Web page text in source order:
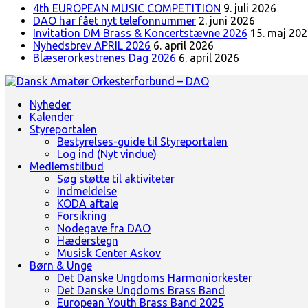
4th EUROPEAN MUSIC COMPETITION 9. juli 2026
DAO har fået nyt telefonnummer 2. juni 2026
Invitation DM Brass & Koncertstævne 2026 15. maj
Nyhedsbrev APRIL 2026 6. april 2026
Blæserorkestrenes Dag 2026 6. april 2026
Dansk Amatør Orkesterforbund - DAO
Landsorganisation for amatørblæserorkestre
Nyheder
Kalender
Styreportalen
Bestyrelses-guide til Styreportalen
Log ind (Nyt vindue)
Medlemstilbud
Søg støtte til aktiviteter
Indmeldelse
KODA aftale
Forsikring
Nodegave fra DAO
Hæderstegn
Musisk Center Askov
Børn & Unge
Det Danske Ungdoms Harmoniorkester
Det Danske Ungdoms Brass Band
European Youth Brass Band 2025